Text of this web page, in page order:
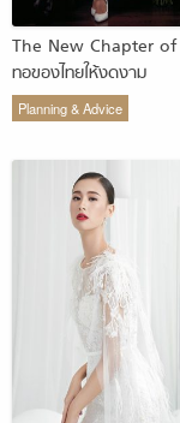
The New Chapter
ทอของไทยให้งดงาม
Planning & Advice